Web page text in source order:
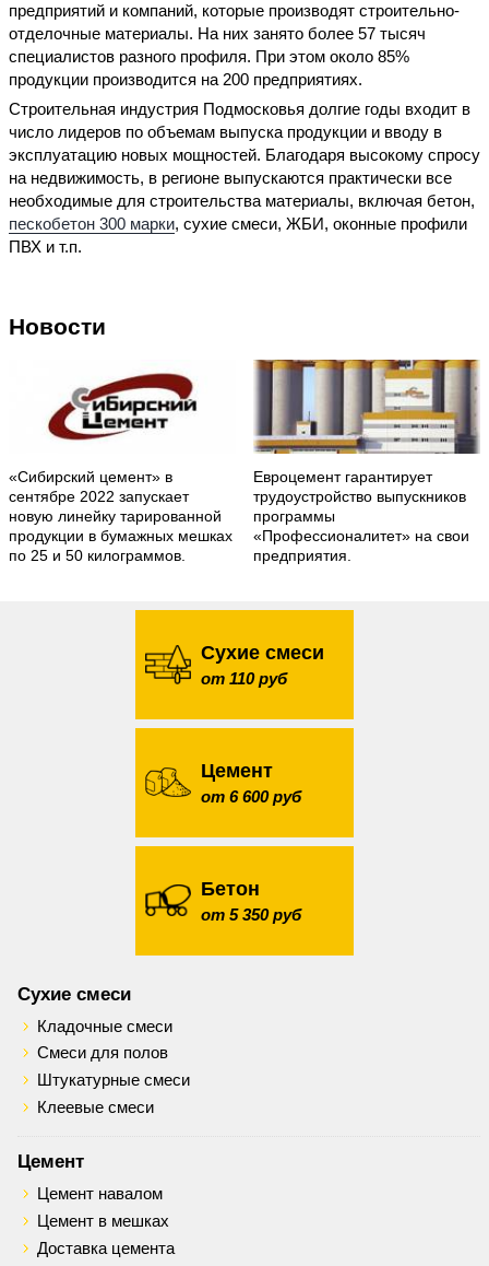
предприятий и компаний, которые производят строительно-
отделочные материалы. На них занято более 57 тысяч
специалистов разного профиля. При этом около 85%
продукции производится на 200 предприятиях.
Строительная индустрия Подмосковья долгие годы входит в
число лидеров по объемам выпуска продукции и вводу в
эксплуатацию новых мощностей. Благодаря высокому спросу
на недвижимость, в регионе выпускаются практически все
необходимые для строительства материалы, включая бетон,
пескобетон 300 марки, сухие смеси, ЖБИ, оконные профили
ПВХ и т.п.
Новости
«Сибирский цемент» в
сентябре 2022 запускает
новую линейку тарированной
продукции в бумажных мешках
по 25 и 50 килограммов.
Евроцемент гарантирует
трудоустройство выпускников
программы
«Профессионалитет» на свои
предприятия.
Сухие смеси
от 110 руб
Цемент
от 6 600 руб
Бетон
от 5 350 руб
Сухие смеси
Кладочные смеси
Смеси для полов
Штукатурные смеси
Клеевые смеси
Цемент
Цемент навалом
Цемент в мешках
Доставка цемента